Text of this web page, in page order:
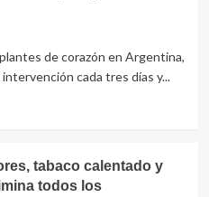
de corazón en Argentina,
cada tres días y...
tabaco calentado y
todos los